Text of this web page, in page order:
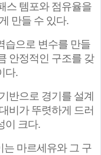
스 템포와 점유율을
만들 수 있다.
습으로 변수를 만들
안정적인 구조를 갖
다.
반으로 경기를 설계
비가 뚜렷하게 드러
이 크다.
마르세유와 그 구